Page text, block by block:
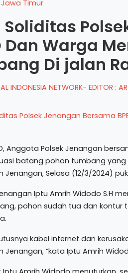
Timur
Dan Warga
Di jalan
INDONESIA NETWORK- EDITOR :
Anggota Polsek Jenangan
batang pohon tumbang
Jenangan, Selasa (12/3/2024)
Iptu Amrih Widodo S.H
pohon sudah tua dan
kabel internet dan
Jenangan, “kata Iptu Amrih